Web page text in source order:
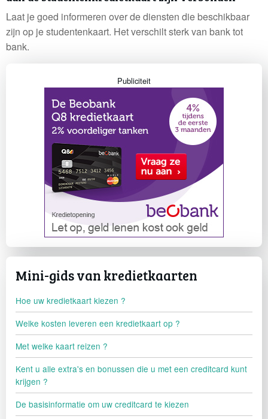
Laat je goed informeren over de diensten die beschikbaar
zijn op je studentenkaart. Het verschilt sterk van bank tot
bank.
Publiciteit
Mini-gids van kredietkaarten
Hoe uw kredietkaart kiezen ?
Welke kosten leveren een kredietkaart op ?
Met welke kaart reizen ?
Kent u alle extra's en bonussen die u met een creditcard kunt
krijgen ?
De basisinformatie om uw creditcard te kiezen